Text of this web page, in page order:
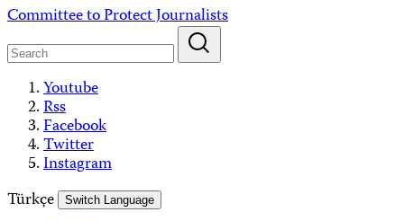
Skip
content
Committee to Protect Journalists
Youtube
Rss
Facebook
Twitter
Instagram
Türkçe
Switch Language